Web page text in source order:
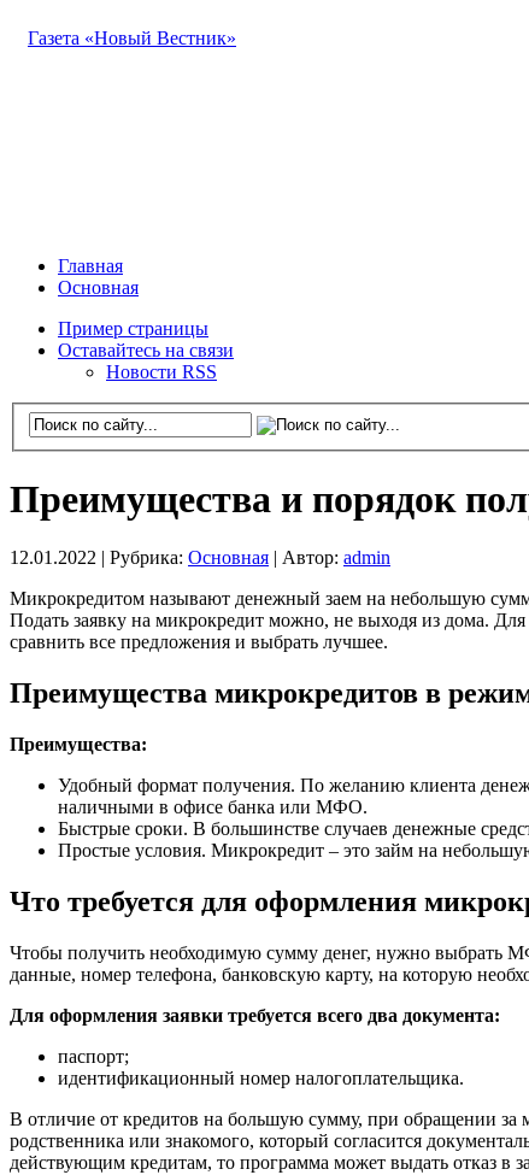
Газета «Новый Вестник»
Главная
Основная
Пример страницы
Оставайтесь на связи
Новости RSS
Преимущества и порядок
12.01.2022 | Рубрика: Основная Автор: admin
Микрокредитом называют денежный заем на небольшую
Подать заявку на микрокредит можно, не выходя из дома.
сравнить все предложения и выбрать лучшее.
Преимущества микрокредитов в
Преимущества:
Удобный формат получения. По желанию клиента
наличными в офисе банка или МФО.
Быстрые сроки. В большинстве случаев денежные
Простые условия. Микрокредит – это займ на
Что требуется для оформления
Чтобы получить необходимую сумму денег, нужно выбрать
данные, номер телефона, банковскую карту, на которую
Для оформления заявки требуется всего два документа:
паспорт;
идентификационный номер налогоплательщика.
В отличие от кредитов на большую сумму, при обращении за
родственника или знакомого, который согласится
действующим кредитам, то программа может выдать отказ в